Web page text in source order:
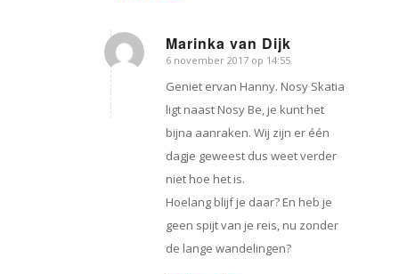
Marinka van Dijk
zegt:
6 november 2017 op 14:55
Geniet ervan Hanny. Nosy Skatia
ligt naast Nosy Be, je kunt het
bijna aanraken. Wij zijn er één
dagje geweest dus weet verder
niet hoe het is.
Hoelang blijf je daar? En heb je
geen spijt van je reis, nu zonder
de lange wandelingen?